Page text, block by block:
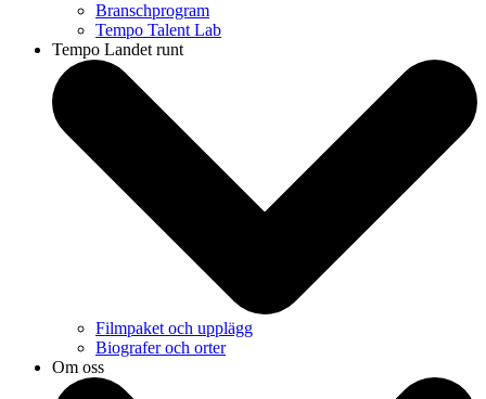
Branschprogram
Tempo Talent Lab
Tempo Landet runt
Filmpaket och upplägg
Biografer och orter
Om oss